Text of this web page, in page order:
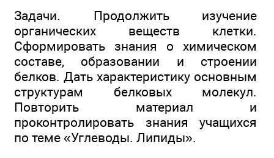
Задачи. Продолжить изучение
органических веществ клетки.
Сформировать знания о химическом
составе, образовании и строении
белков. Дать характеристику основным
структурам белковых молекул.
Повторить материал и
проконтролировать знания учащихся
по теме «Углеводы. Липиды».